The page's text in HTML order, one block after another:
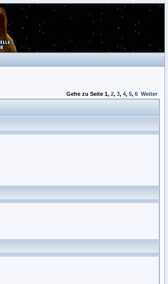
Gehe zu Seite 1, 2, 3, 4, 5, 6 Weiter